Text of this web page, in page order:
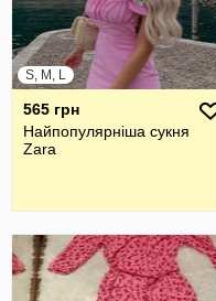
S, M, L
565 грн
Найпопулярніша сукня
Zara